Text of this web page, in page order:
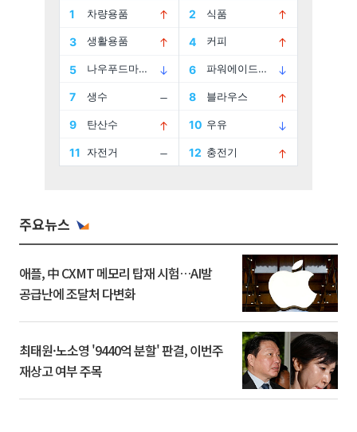
주요뉴스
애플, 中 CXMT 메모리 탑재 시험…AI발
공급난에 조달처 다변화
최태원·노소영 '9440억 분할' 판결, 이번주
재상고 여부 주목